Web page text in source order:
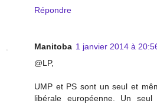
Répondre
Manitoba 1 janvier 2014 à
@LP,
UMP et PS sont un seul et
libérale européenne. Un